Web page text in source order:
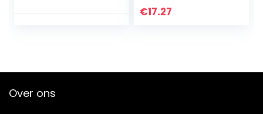
Gezichtsreiniger
€17.27
Over ons